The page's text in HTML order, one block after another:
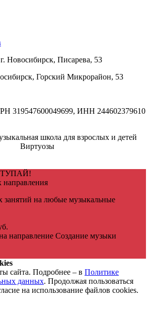
Новосибирск, Писарева, 53
, Горский Микрорайон, 53
319547600049699, ИНН 244602379610
школа для взрослых и детей
Виртуозы
занятий на любые музыкальные
направление Создание музыки
сайта. Подробнее – в Политике
данных. Продолжая пользоваться
на использование файлов cookies.